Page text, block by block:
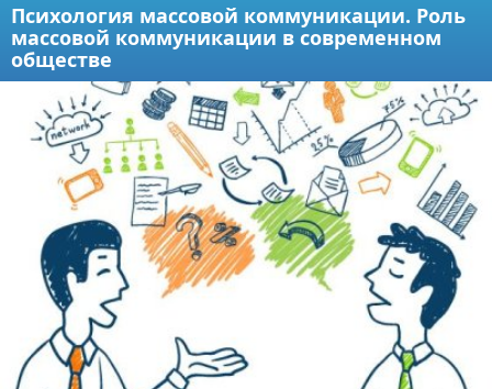
Психология массовой коммуникации. Роль
массовой коммуникации в современном
обществе